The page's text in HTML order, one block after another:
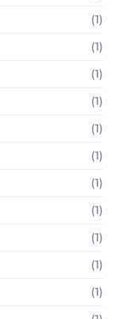
(1)
(1)
(1)
(1)
(1)
(1)
(1)
(1)
(1)
(1)
(1)